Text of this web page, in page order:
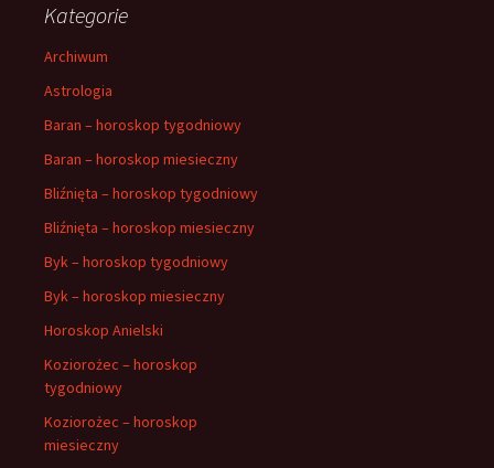
Kategorie
Archiwum
Astrologia
Baran – horoskop tygodniowy
Baran – horoskop miesieczny
Bliźnięta – horoskop tygodniowy
Bliźnięta – horoskop miesieczny
Byk – horoskop tygodniowy
Byk – horoskop miesieczny
Horoskop Anielski
Koziorożec – horoskop
tygodniowy
Koziorożec – horoskop
miesieczny